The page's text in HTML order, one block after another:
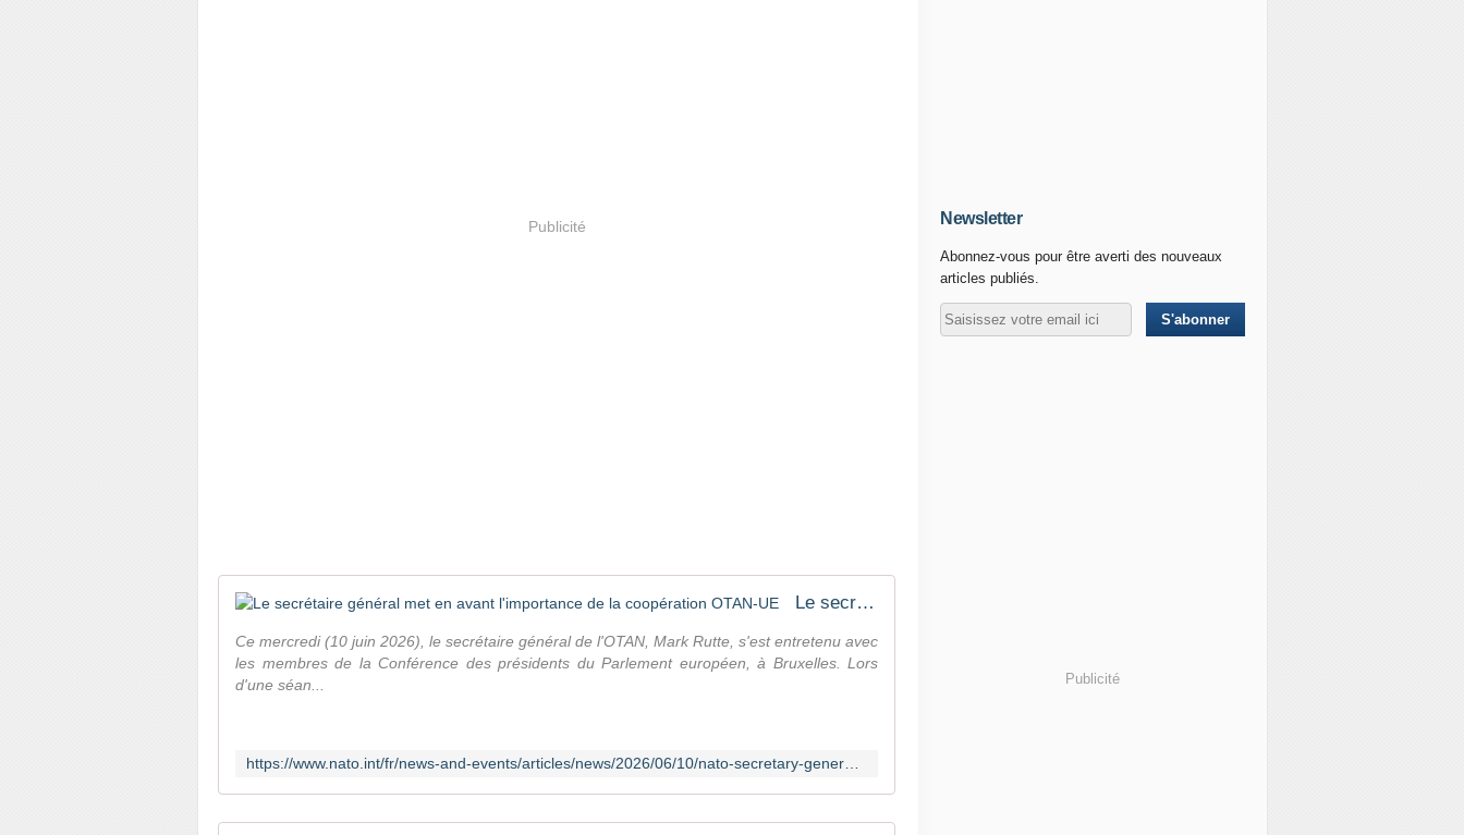
Publicité
Le secrétaire général met en avant l'importance de la coopération OTAN-UE
Ce mercredi (10 juin 2026), le secrétaire général de l'OTAN, Mark Rutte, s'est entretenu avec
les membres de la Conférence des présidents du Parlement européen, à Bruxelles. Lors
d'une séan...
Newsletter
Abonnez-vous pour être averti des nouveaux
articles publiés.
Publicité